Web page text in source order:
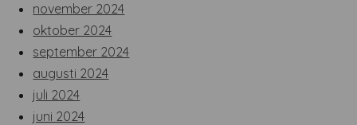
november 2024
oktober 2024
september 2024
augusti 2024
juli 2024
juni 2024